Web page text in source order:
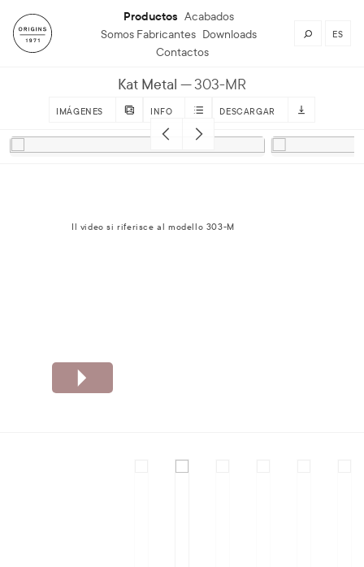
Productos Acabados
Somos Fabricantes Downloads
Contactos
ES
Kat Metal 303-MR
IMÁGENES INFO DESCARGAR
Il video si riferisce al modello 303-M